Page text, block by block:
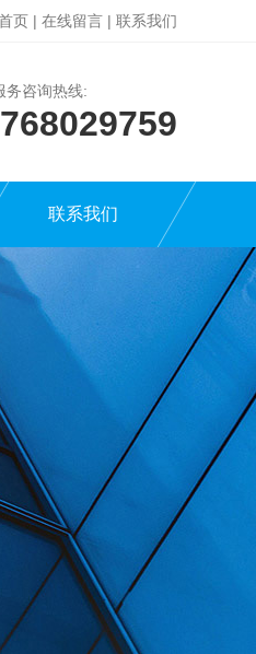
页 | 在线留言 | 联系我们
务咨询热线:
联系我们